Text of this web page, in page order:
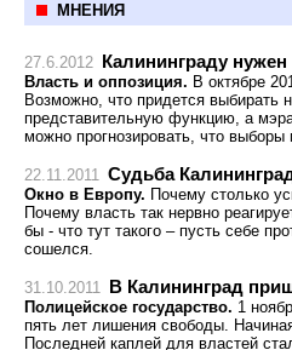
МНЕНИЯ
27.6.2012 Калининграду
Власть и оппозиция. В октябре
Возможно, что придется выбирать
представительную функцию, а
можно прогнозировать, что выборы
22.11.2011 Судьба
Окно в Европу. Почему столько
Почему власть так нервно
бы - что тут такого – пусть себе
сошелся.
31.10.2011 В Калининград
Полицейское государство. 1
пять лет лишения свободы.
Последней каплей для властей